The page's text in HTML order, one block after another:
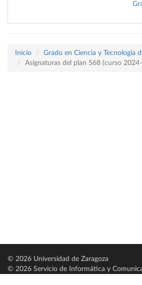
Inicio
Grado en Ciencia y Tecnología
Asignaturas del plan 568 (curso
© 2026 Universidad de Zaragoza
© 2026 Servicio de Informática y